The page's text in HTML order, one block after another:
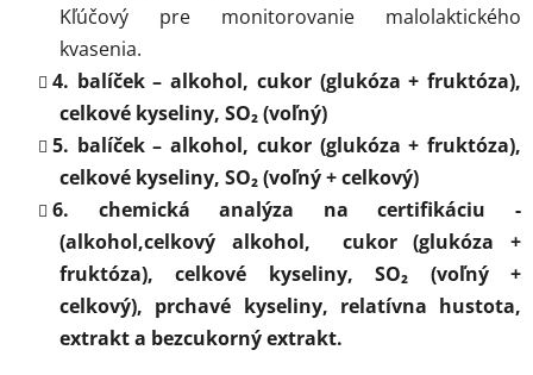
Kľúčový pre monitorovanie malolaktického
kvasenia.
4. balíček – alkohol, cukor (glukóza + fruktóza),
celkové kyseliny, SO₂ (voľný)
5. balíček – alkohol, cukor (glukóza + fruktóza),
celkové kyseliny, SO₂ (voľný + celkový)
6. chemická analýza na certifikáciu -
(alkohol,celkový alkohol, cukor (glukóza +
fruktóza), celkové kyseliny, SO₂ (voľný +
celkový), prchavé kyseliny, relatívna hustota,
extrakt a bezcukorný extrakt.